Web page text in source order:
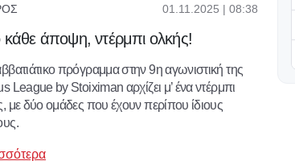
01.11.2025 | 08:38
άποψη, ντέρμπι ολκής!
πρόγραμμα στην 9η αγωνιστική της
League by Stoiximan αρχίζει μ’ ένα ντέρμπι
με δύο ομάδες που έχουν περίπου ίδιους